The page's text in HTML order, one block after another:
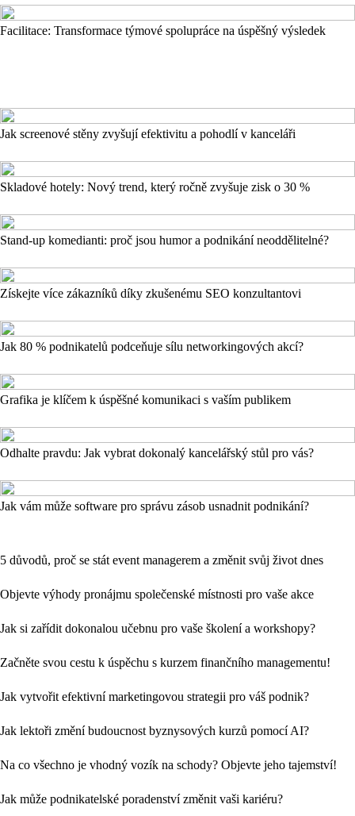
Facilitace: Transformace týmové spolupráce na úspěšný výsledek
Jak screenové stěny zvyšují efektivitu a pohodlí v kanceláři
Skladové hotely: Nový trend, který ročně zvyšuje zisk o 30 %
Stand-up komedianti: proč jsou humor a podnikání neoddělitelné?
Získejte více zákazníků díky zkušenému SEO konzultantovi
Jak 80 % podnikatelů podceňuje sílu networkingových akcí?
Grafika je klíčem k úspěšné komunikaci s vaším publikem
Odhalte pravdu: Jak vybrat dokonalý kancelářský stůl pro vás?
Jak vám může software pro správu zásob usnadnit podnikání?
5 důvodů, proč se stát event managerem a změnit svůj život dnes
Objevte výhody pronájmu společenské místnosti pro vaše akce
Jak si zařídit dokonalou učebnu pro vaše školení a workshopy?
Začněte svou cestu k úspěchu s kurzem finančního managementu!
Jak vytvořit efektivní marketingovou strategii pro váš podnik?
Jak lektoři změní budoucnost byznysových kurzů pomocí AI?
Na co všechno je vhodný vozík na schody? Objevte jeho tajemství!
Jak může podnikatelské poradenství změnit vaši kariéru?